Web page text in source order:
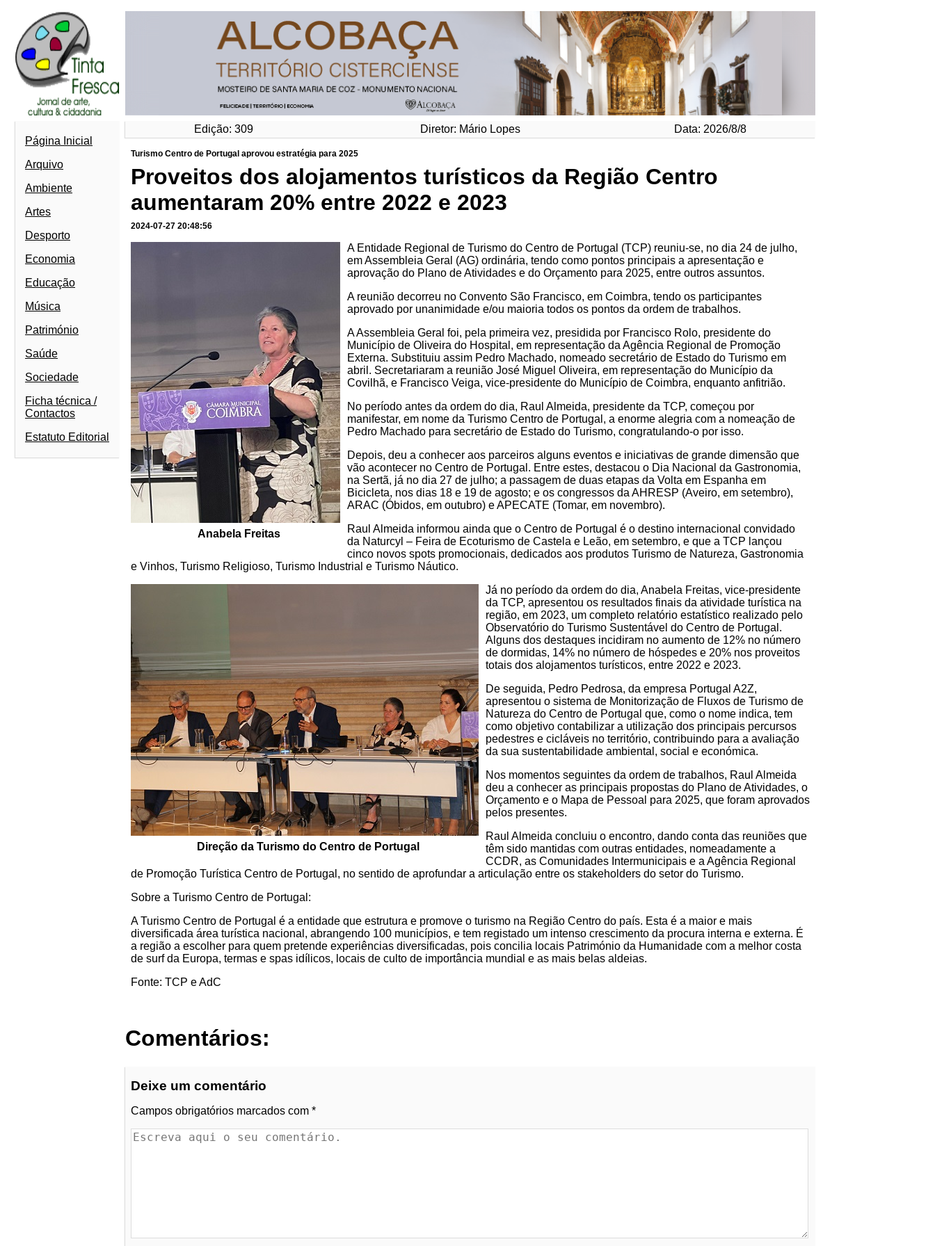
Edição: 309 Diretor: Mário Lopes
Data: 2026/8/8
Página Inicial
Arquivo
Ambiente
Artes
Desporto
Economia
Educação
Música
Património
Saúde
Sociedade
Ficha técnica /
Contactos
Estatuto Editorial
Turismo Centro de Portugal aprovou estratégia para 2025
Proveitos dos alojamentos turísticos da Região Centro
aumentaram 20% entre 2022 e 2023
2024-07-27 20:48:56
Anabela Freitas
A Entidade Regional de Turismo do Centro de Portugal (TCP) reuniu-se, no dia 24 de julho,
em Assembleia Geral (AG) ordinária, tendo como pontos principais a apresentação e
aprovação do Plano de Atividades e do Orçamento para 2025, entre outros assuntos.
A reunião decorreu no Convento São Francisco, em Coimbra, tendo os participantes
aprovado por unanimidade e/ou maioria todos os pontos da ordem de trabalhos.
A Assembleia Geral foi, pela primeira vez, presidida por Francisco Rolo, presidente do
Município de Oliveira do Hospital, em representação da Agência Regional de Promoção
Externa. Substituiu assim Pedro Machado, nomeado secretário de Estado do Turismo em
abril. Secretariaram a reunião José Miguel Oliveira, em representação do Município da
Covilhã, e Francisco Veiga, vice-presidente do Município de Coimbra, enquanto anfitrião.
No período antes da ordem do dia, Raul Almeida, presidente da TCP, começou por
manifestar, em nome da Turismo Centro de Portugal, a enorme alegria com a nomeação de
Pedro Machado para secretário de Estado do Turismo, congratulando-o por isso.
Depois, deu a conhecer aos parceiros alguns eventos e iniciativas de grande dimensão que
vão acontecer no Centro de Portugal. Entre estes, destacou o Dia Nacional da Gastronomia,
na Sertã, já no dia 27 de julho; a passagem de duas etapas da Volta em Espanha em
Bicicleta, nos dias 18 e 19 de agosto; e os congressos da AHRESP (Aveiro, em setembro),
ARAC (Óbidos, em outubro) e APECATE (Tomar, em novembro).
Raul Almeida informou ainda que o Centro de Portugal é o destino internacional convidado
da Naturcyl – Feira de Ecoturismo de Castela e Leão, em setembro, e que a TCP lançou
cinco novos spots promocionais, dedicados aos produtos Turismo de Natureza, Gastronomia
e Vinhos, Turismo Religioso, Turismo Industrial e Turismo Náutico.
Direção da Turismo do Centro de Portugal
Já no período da ordem do dia, Anabela Freitas, vice-presidente
da TCP, apresentou os resultados finais da atividade turística na
região, em 2023, um completo relatório estatístico realizado pelo
Observatório do Turismo Sustentável do Centro de Portugal.
Alguns dos destaques incidiram no aumento de 12% no número
de dormidas, 14% no número de hóspedes e 20% nos proveitos
totais dos alojamentos turísticos, entre 2022 e 2023.
De seguida, Pedro Pedrosa, da empresa Portugal A2Z,
apresentou o sistema de Monitorização de Fluxos de Turismo de
Natureza do Centro de Portugal que, como o nome indica, tem
como objetivo contabilizar a utilização dos principais percursos
pedestres e cicláveis no território, contribuindo para a avaliação
da sua sustentabilidade ambiental, social e económica.
Nos momentos seguintes da ordem de trabalhos, Raul Almeida
deu a conhecer as principais propostas do Plano de Atividades, o
Orçamento e o Mapa de Pessoal para 2025, que foram aprovados
pelos presentes.
Raul Almeida concluiu o encontro, dando conta das reuniões que
têm sido mantidas com outras entidades, nomeadamente a
CCDR, as Comunidades Intermunicipais e a Agência Regional
de Promoção Turística Centro de Portugal, no sentido de aprofundar a articulação entre os stakeholders do setor do Turismo.
Sobre a Turismo Centro de Portugal:
A Turismo Centro de Portugal é a entidade que estrutura e promove o turismo na Região Centro do país. Esta é a maior e mais
diversificada área turística nacional, abrangendo 100 municípios, e tem registado um intenso crescimento da procura interna e externa. É
a região a escolher para quem pretende experiências diversificadas, pois concilia locais Património da Humanidade com a melhor costa
de surf da Europa, termas e spas idílicos, locais de culto de importância mundial e as mais belas aldeias.
Fonte: TCP e AdC
Comentários:
Deixe um comentário
Campos obrigatórios marcados com *